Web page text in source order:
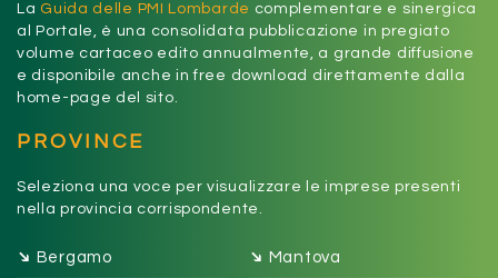
La Guida delle PMI Lombarde complementare e sinergica
al Portale, è una consolidata pubblicazione in pregiato
volume cartaceo edito annualmente, a grande diffusione
e disponibile anche in free download direttamente dalla
home-page del sito.
PROVINCE
Seleziona una voce per visualizzare le imprese presenti
nella provincia corrispondente.
➔ Bergamo ➔ Mantova